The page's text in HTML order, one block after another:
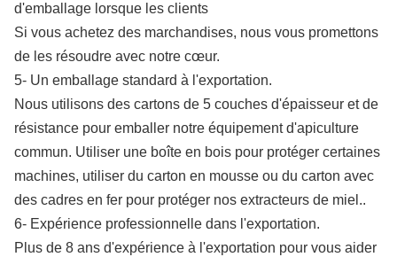
d'emballage lorsque les clients
Si vous achetez des marchandises, nous vous promettons
de les résoudre avec notre cœur.
5- Un emballage standard à l'exportation.
Nous utilisons des cartons de 5 couches d'épaisseur et de
résistance pour emballer notre équipement d'apiculture
commun. Utiliser une boîte en bois pour protéger certaines
machines, utiliser du carton en mousse ou du carton avec
des cadres en fer pour protéger nos extracteurs de miel..
6- Expérience professionnelle dans l'exportation.
Plus de 8 ans d'expérience à l'exportation pour vous aider